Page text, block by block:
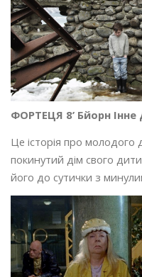
ФОРТЕЦЯ 8’ Бйорн Інне
Це історія про молодого
покинутий дім свого
його до сутички з